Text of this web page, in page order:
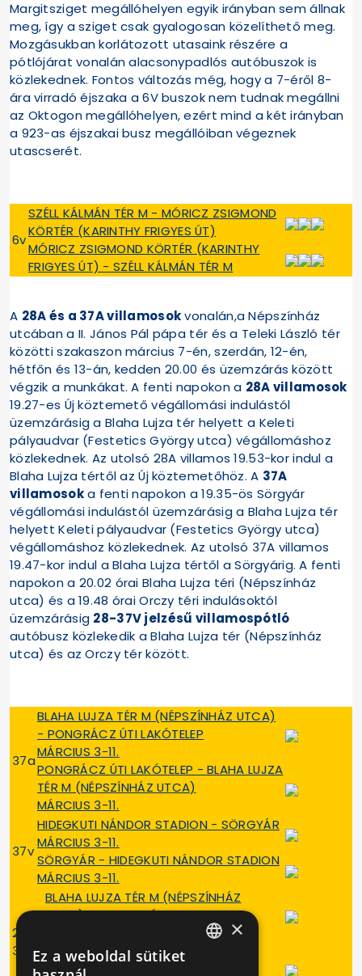
Margitsziget megállóhelyen egyik irányban sem állnak
meg, így a sziget csak gyalogosan közelíthető meg.
Mozgásukban korlátozott utasaink részére a
pótlójárat vonalán alacsonypadlós autóbuszok is
közlekednek. Fontos változás még, hogy a 7-éről 8-
ára virradó éjszaka a 6V buszok nem tudnak megállni
az Oktogon megállóhelyen, ezért mind a két irányban
a 923-as éjszakai busz megállóiban végeznek
utascserét.
6v
SZÉLL KÁLMÁN TÉR M - MÓRICZ ZSIGMOND
KÖRTÉR (KARINTHY FRIGYES ÚT)
MÓRICZ ZSIGMOND KÖRTÉR (KARINTHY
FRIGYES ÚT) - SZÉLL KÁLMÁN TÉR M
A 28A és a 37A villamosokvonalán,a Népszínház
utcában a II. János Pál pápa tér és a Teleki László tér
közötti szakaszon március 7-én, szerdán, 12-én,
hétfőn és 13-án, kedden 20.00 és üzemzárás között
végzik a munkákat. A fenti napokon a 28A villamosok
19.27-es Új köztemető végállomási indulástól
üzemzárásig a Blaha Lujza tér helyett a Keleti
pályaudvar (Festetics György utca) végállomáshoz
közlekednek. Az utolsó 28A villamos 19.53-kor indul a
Blaha Lujza tértől az Új köztemetőhöz. A 37A
villamosoka fenti napokon a 19.35-ös Sörgyár
végállomási indulástól üzemzárásig a Blaha Lujza tér
helyett Keleti pályaudvar (Festetics György utca)
végállomáshoz közlekednek. Az utolsó 37A villamos
19.47-kor indul a Blaha Lujza tértől a Sörgyárig. A fenti
napokon a 20.02 órai Blaha Lujza téri (Népszínház
utca) és a 19.48 órai Orczy téri indulásoktól
üzemzárásig 28-37V jelzésű villamospótló
autóbusz közlekedik a Blaha Lujza tér (Népszínház
utca) és az Orczy tér között.
37a
BLAHA LUJZA TÉR M (NÉPSZÍNHÁZ UTCA)
- PONGRÁCZ ÚTI LAKÓTELEP
MÁRCIUS 3-11.
PONGRÁCZ ÚTI LAKÓTELEP - BLAHA LUJZA
TÉR M (NÉPSZÍNHÁZ UTCA)
MÁRCIUS 3-11.
37v
HIDEGKUTI NÁNDOR STADION - SÖRGYÁR
MÁRCIUS 3-11.
SÖRGYÁR - HIDEGKUTI NÁNDOR STADION
MÁRCIUS 3-11.
28-
37v
BLAHA LUJZA TÉR M (NÉPSZÍNHÁZ
UTCA) - ORCZY TÉR
ORCZY TÉR - BLAHA LUJZA TÉR M
(NÉPSZÍNHÁZ UTCA)
×
Ez a weboldal sütiket